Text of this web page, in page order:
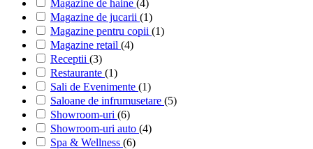
Magazine de haine (4)
Magazine de jucarii (1)
Magazine pentru copii (1)
Magazine retail (4)
Receptii (3)
Restaurante (1)
Sali de Evenimente (1)
Saloane de infrumusetare (5)
Showroom-uri (6)
Showroom-uri auto (4)
Spa & Wellness (6)